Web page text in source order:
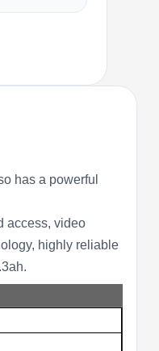
has a powerful
access, video
highly reliable